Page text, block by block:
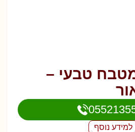
טבעי –
למידע נוסף